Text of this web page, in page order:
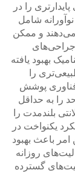
را در
شامل
و ممکن
جراحی‌های
بهبود یافته
را
پوشش
را به حداقل
بلندمدت را
یکنواخت در
باعث بهبود
روزانه
گسترده